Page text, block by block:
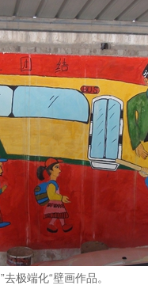
”去极端化“壁画作品。